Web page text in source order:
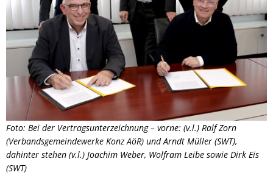
Foto: Bei der Vertragsunterzeichnung – vorne: (v.l.) Ralf Zorn
(Verbandsgemeindewerke Konz AöR) und Arndt Müller (SWT),
dahinter stehen (v.l.) Joachim Weber, Wolfram Leibe sowie Dirk Eis
(SWT)